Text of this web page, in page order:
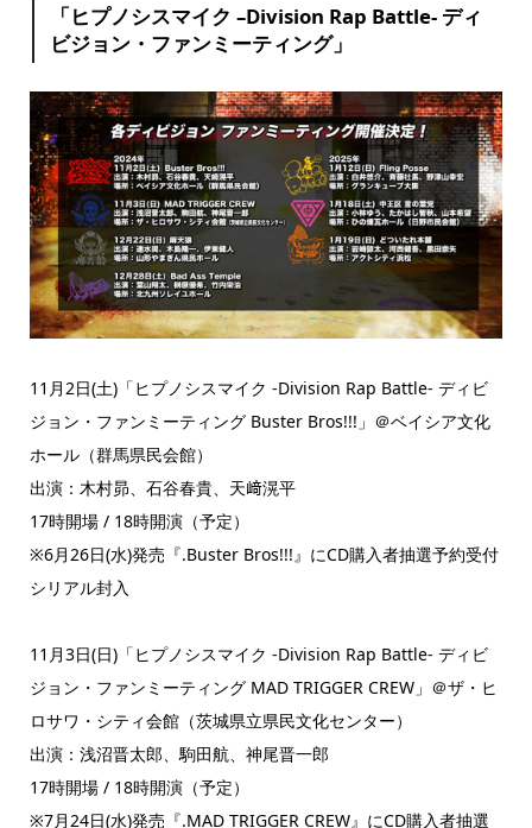
「ヒプノシスマイク –Division Rap Battle- ディ
ビジョン・ファンミーティング」
11月2日(土)「ヒプノシスマイク -Division Rap Battle- ディビ
ジョン・ファンミーティング Buster Bros!!!」＠ベイシア文化
ホール（群馬県民会館）
出演：木村昴、石谷春貴、天﨑滉平
17時開場 / 18時開演（予定）
※6月26日(水)発売『.Buster Bros!!!』にCD購入者抽選予約受付
シリアル封入
11月3日(日)「ヒプノシスマイク -Division Rap Battle- ディビ
ジョン・ファンミーティング MAD TRIGGER CREW」＠ザ・ヒ
ロサワ・シティ会館（茨城県立県民文化センター）
出演：浅沼晋太郎、駒田航、神尾晋一郎
17時開場 / 18時開演（予定）
※7月24日(水)発売『.MAD TRIGGER CREW』にCD購入者抽選